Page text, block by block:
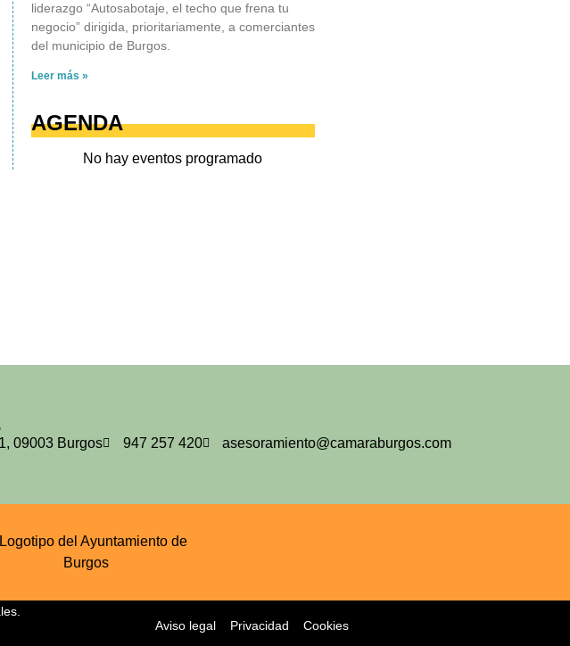
liderazgo “Autosabotaje, el techo que frena tu
negocio” dirigida, prioritariamente, a comerciantes
del municipio de Burgos.
Leer más »
AGENDA
No hay eventos programado
09003 Burgos 947 257 420 asesoramiento@camaraburgos.com
Aviso legal
Privacidad Cookies